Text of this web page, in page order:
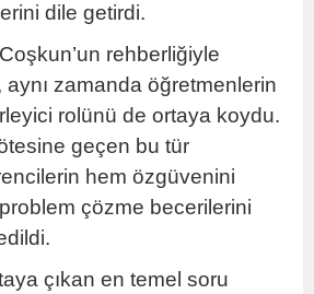
dile getirdi.
rehberliğiyle
aynı zamanda öğretmenlerin
rolünü de ortaya koydu.
geçen bu tür
hem özgüvenini
problem çözme becerilerini
çıkan en temel soru